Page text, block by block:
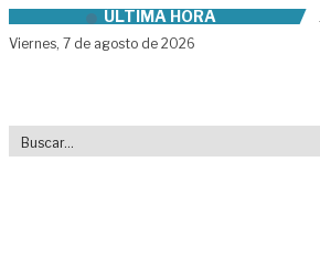
Skip to contentÚLTIMA HORA
Viernes, 7 de agosto de 2026